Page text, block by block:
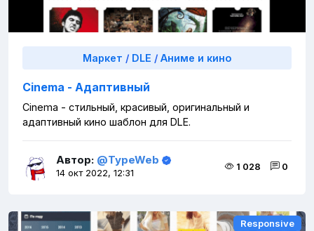
Маркет / DLE / Аниме и кино
Cinema - Адаптивный
Cinema - стильный, красивый, оригинальный и
адаптивный кино шаблон для DLE.
Автор: @TypeWeb
14 окт 2022, 12:31
1 028 0
Responsive
Responsive